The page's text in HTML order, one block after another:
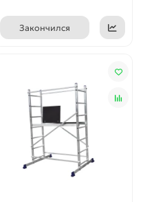
Закончился